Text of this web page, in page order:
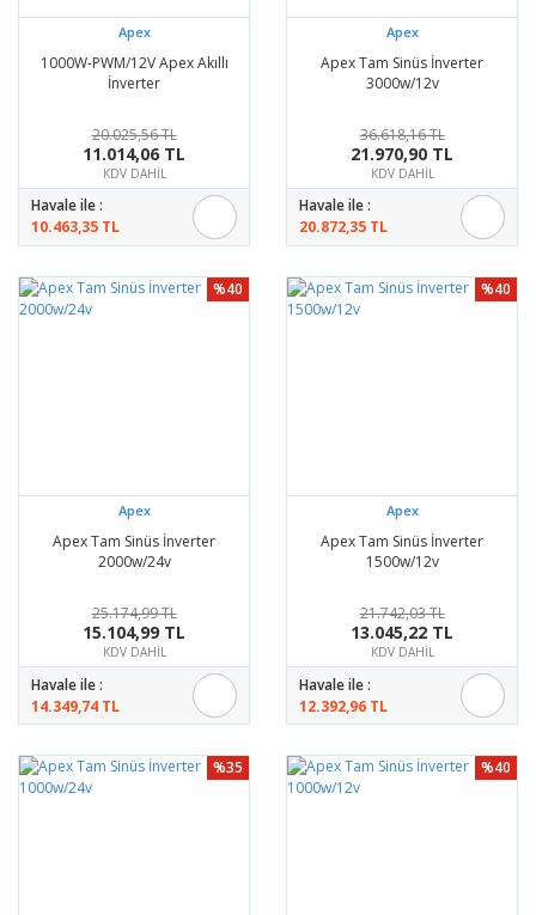
Apex
1000W-PWM/12V Apex Akıllı
İnverter
20.025,56 TL
11.014,06 TL
KDV DAHİL
Havale ile :
10.463,35 TL
Apex
Apex Tam Sinüs İnverter
3000w/12v
36.618,16 TL
21.970,90 TL
KDV DAHİL
Havale ile :
20.872,35 TL
%40
Apex
Apex Tam Sinüs İnverter
2000w/24v
25.174,99 TL
15.104,99 TL
KDV DAHİL
Havale ile :
14.349,74 TL
%40
Apex
Apex Tam Sinüs İnverter
1500w/12v
21.742,03 TL
13.045,22 TL
KDV DAHİL
Havale ile :
12.392,96 TL
%35 %40